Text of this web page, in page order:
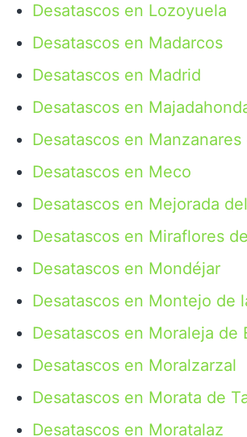
Desatascos en Lozoyuela
Desatascos en Madarcos
Desatascos en Madrid
Desatascos en
Desatascos en Manzanares
Desatascos en Meco
Desatascos en Mejorada
Desatascos en Miraflores
Desatascos en Mondéjar
Desatascos en Montejo de
Desatascos en Moraleja de
Desatascos en Moralzarzal
Desatascos en Morata de
Desatascos en Moratalaz